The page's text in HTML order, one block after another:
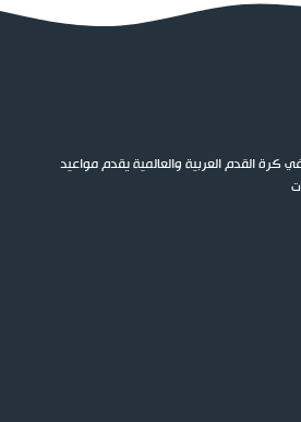
القدم العربية والعالمية يقدم مواعيد